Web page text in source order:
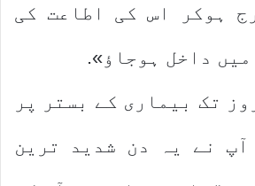
ہوکر اس کی اطاعت کی
داخل ہوجاؤ».
تک بیماری کے بستر پر
آپ نے یہ دن شدید ترین